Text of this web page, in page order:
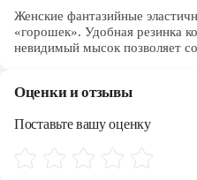
Женские фантазийные
«горошек». Удобная резинка
невидимый мысок позволяет
Оценки и отзывы
Поставьте вашу оценку